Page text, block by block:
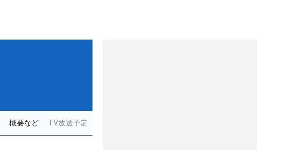
概要など TV放送予定